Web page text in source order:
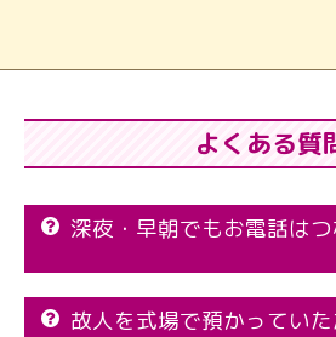
よくある質
深夜・早朝でもお電話は
故人を式場で預かってい